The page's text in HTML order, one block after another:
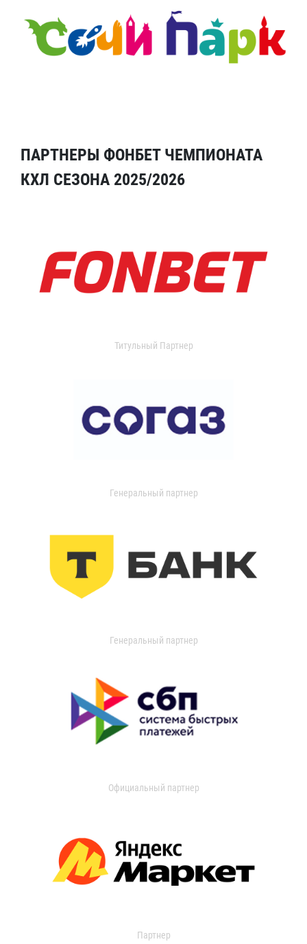
ПАРТНЕРЫ ФОНБЕТ ЧЕМПИОНАТА
КХЛ СЕЗОНА 2025/2026
Титульный Партнер
Генеральный партнер
Генеральный партнер
Официальный партнер
Партнер